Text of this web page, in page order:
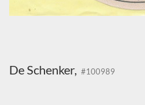
De Schenker, #100989